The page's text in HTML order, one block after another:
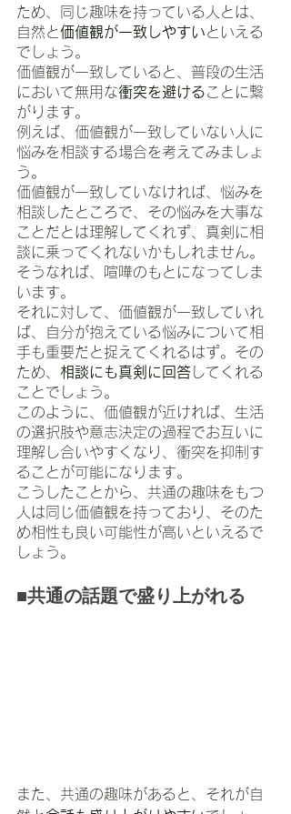
ため、同じ趣味を持っている人とは、
自然と価値観が一致しやすいといえる
でしょう。
価値観が一致していると、普段の生活
において無用な衝突を避けることに繋
がります。
例えば、価値観が一致していない人に
悩みを相談する場合を考えてみましょ
う。
価値観が一致していなければ、悩みを
相談したところで、その悩みを大事な
ことだとは理解してくれず、真剣に相
談に乗ってくれないかもしれません。
そうなれば、喧嘩のもとになってしま
います。
それに対して、価値観が一致していれ
ば、自分が抱えている悩みについて相
手も重要だと捉えてくれるはず。その
ため、 相談にも真剣に回答 してくれる
ことでしょう。
このように、価値観が近ければ、生活
の選択肢や意志決定の過程でお互いに
理解し合いやすくなり、衝突を抑制す
ることが可能になります。
こうしたことから、共通の趣味をもつ
人は同じ価値観を持っており、そのた
め相性も良い可能性が高いといえるで
しょう。
■共通の話題で盛り上がれる
また、共通の趣味があると、それが自